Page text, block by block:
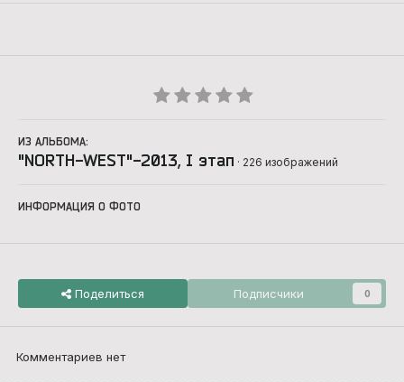
ИЗ АЛЬБОМА:
"NORTH-WEST"-2013, I этап · 226 изображений
ИНФОРМАЦИЯ О ФОТО
Поделиться Подписчики 0
Комментариев нет